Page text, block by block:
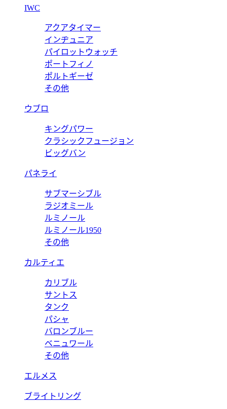
IWC
アクアタイマー
インヂュニア
パイロットウォッチ
ポートフィノ
ポルトギーゼ
その他
ウブロ
キングパワー
クラシックフュージョン
ビッグバン
パネライ
サブマーシブル
ラジオミール
ルミノール
ルミノール1950
その他
カルティエ
カリブル
サントス
タンク
パシャ
バロンブルー
ベニュワール
その他
エルメス
ブライトリング